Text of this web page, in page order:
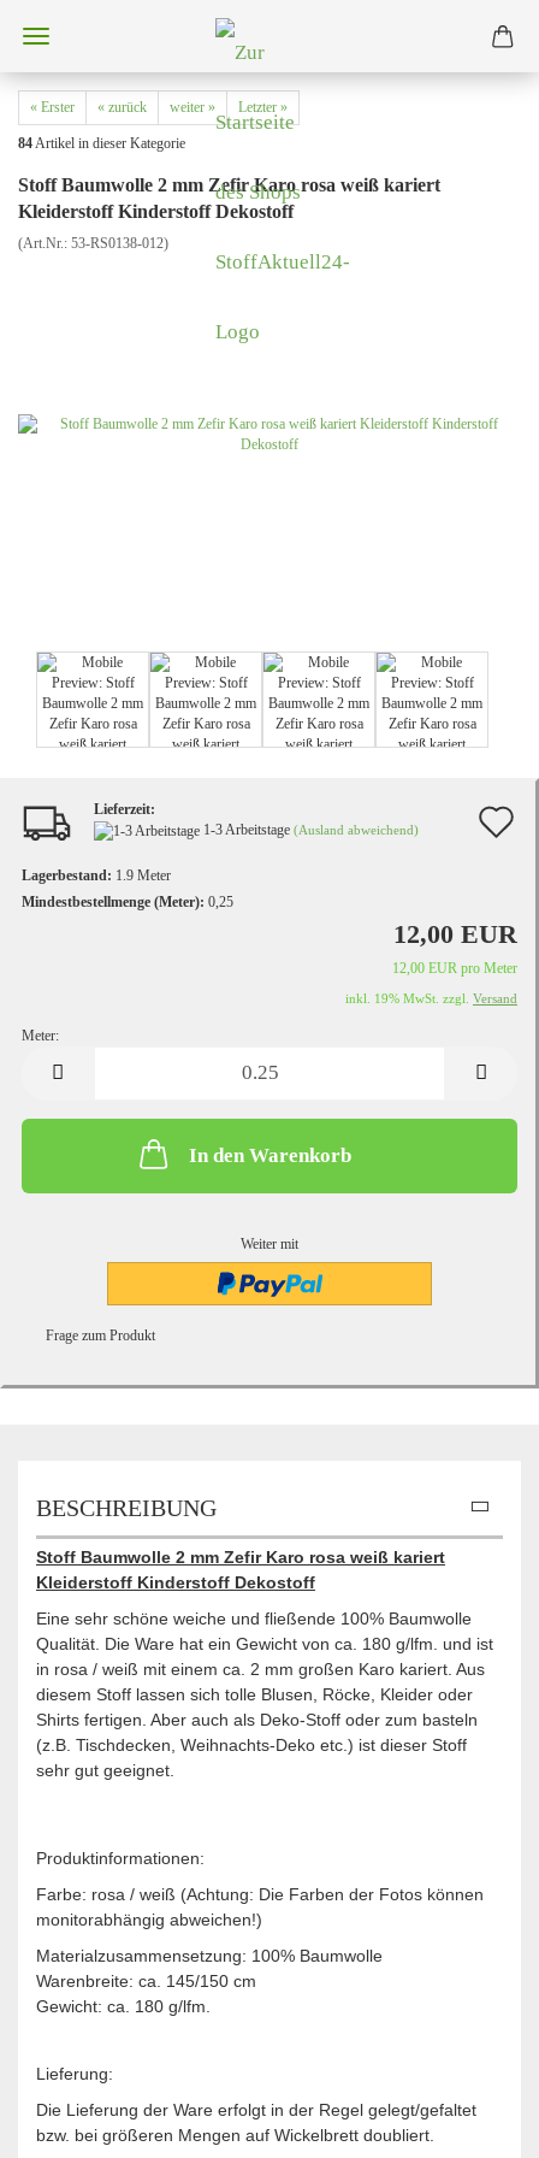
« Erster « zurück weiter » Letzter »
84Artikel in dieser Kategorie
Stoff Baumwolle 2 mm Zefir Karo rosa weiß kariert
Kleiderstoff Kinderstoff Dekostoff
(Art.Nr.: 53-RS0138-012)
Lieferzeit:
1-3 Arbeitstage (Ausland abweichend)
Lagerbestand: 1.9 Meter
Mindestbestellmenge (Meter): 0,25
12,00 EUR
12,00 EUR pro Meter
inkl. 19% MwSt. zzgl. Versand
Meter:
In den Warenkorb
Weiter mit
Frage zum Produkt
BESCHREIBUNG
Stoff Baumwolle 2 mm Zefir Karo rosa weiß kariert
Kleiderstoff Kinderstoff Dekostoff
Eine sehr schöne weiche und fließende 100% Baumwolle
Qualität. Die Ware hat ein Gewicht von ca. 180 g/lfm. und ist
in rosa / weiß mit einem ca. 2 mm großen Karo kariert. Aus
diesem Stoff lassen sich tolle Blusen, Röcke, Kleider oder
Shirts fertigen. Aber auch als Deko-Stoff oder zum basteln
(z.B. Tischdecken, Weihnachts-Deko etc.) ist dieser Stoff
sehr gut geeignet.
Produktinformationen:
Farbe: rosa / weiß (Achtung: Die Farben der Fotos können
monitorabhängig abweichen!)
Materialzusammensetzung: 100% Baumwolle
Warenbreite: ca. 145/150 cm
Gewicht: ca. 180 g/lfm.
Lieferung:
Die Lieferung der Ware erfolgt in der Regel gelegt/gefaltet
bzw. bei größeren Mengen auf Wickelbrett doubliert.